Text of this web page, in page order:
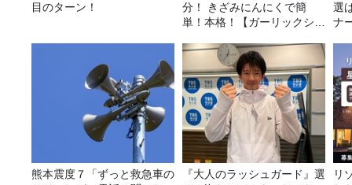
目のターン！
分！ きざみにんにくで簡
単！本格！【ガーリックシュ
シピ
選
ナ
熊本震度７「ずっと救急車の
『大人のラッシュガード』選
リ